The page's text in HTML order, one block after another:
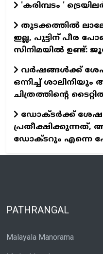
'കരിമ്പടം '
തുടക്കത്തില്‍
ഇല്ല, പുട്ടിന് പീര
സിനിമയില്‍
വര്‍ഷങ്ങള്‍ക്ക്
ഒന്നിച്ച്
ചിത്രത്തിന്റെ
ഡോക്ടര്‍ക്ക്
ഡോക്ടറും എന്നെ
PATHRANGAL
Malayala Manorama